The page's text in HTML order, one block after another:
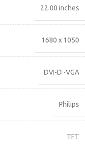
22.00 inches
1680 x 1050
DVI-D -VGA
Philips
TFT